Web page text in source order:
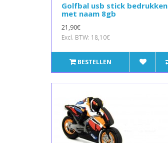
Golfbal usb stick bedrukken
met naam 8gb
21,90€
Excl. BTW: 18,10€
BESTELLEN